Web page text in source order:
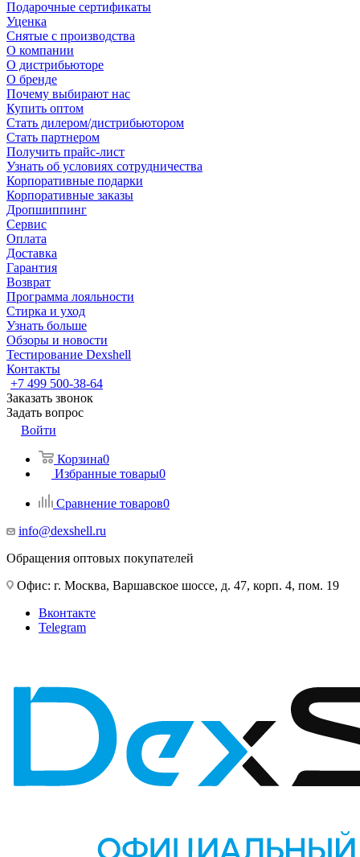
Подарочные сертификаты
Уценка
Снятые с производства
О компании
О дистрибьюторе
О бренде
Почему выбирают нас
Купить оптом
Стать дилером/дистрибьютором
Стать партнером
Получить прайс-лист
Узнать об условиях сотрудничества
Корпоративные подарки
Корпоративные заказы
Дропшиппинг
Сервис
Оплата
Доставка
Гарантия
Возврат
Программа лояльности
Стирка и уход
Узнать больше
Обзоры и новости
Тестирование Dexshell
Контакты
+7 499 500-38-64
Заказать звонок
Задать вопрос
Войти
Корзина0
Избранные товары0
Сравнение товаров0
info@dexshell.ru
Обращения оптовых покупателей
Офис: г. Москва, Варшавское шоссе, д. 47, корп. 4, пом. 19
Вконтакте
Telegram